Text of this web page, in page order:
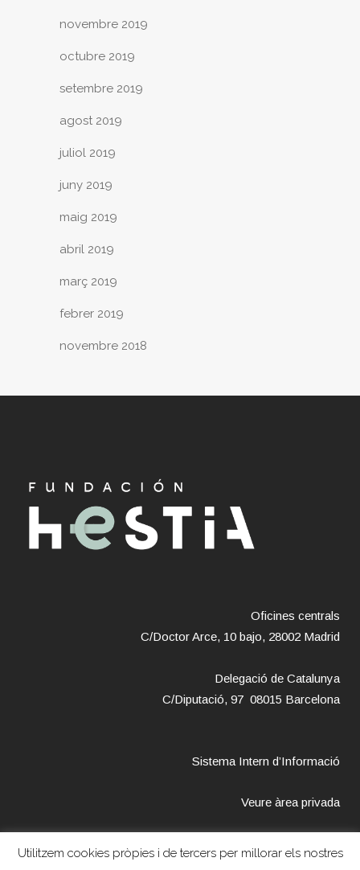
novembre 2019
octubre 2019
setembre 2019
agost 2019
juliol 2019
juny 2019
maig 2019
abril 2019
març 2019
febrer 2019
novembre 2018
Oficines centrals
C/Doctor Arce, 10 bajo, 28002 Madrid
Delegació de Catalunya
C/Diputació, 97 08015 Barcelona
Sistema Intern d’Informació
Veure àrea privada
Utilitzem cookies pròpies i de tercers per millorar els nostres